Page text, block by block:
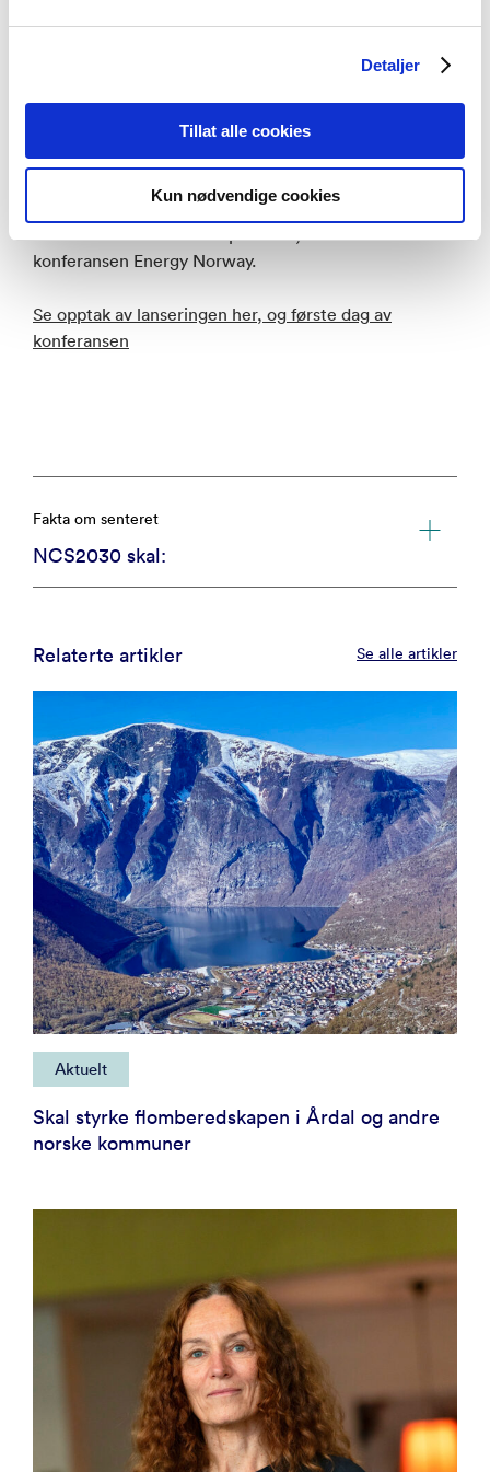
Detaljer
Tillat alle cookies
Kun nødvendige cookies
Moe.
Senteret skal gi ny kunnskap om områder i
undergrunnen både når det gjelder utvinning av nye
ressurser og hvordan sokkelen kan utnyttes i
overgangen til fornybar energi og til lagring av CO2fra
Senteret ble lansert 25. april 2022, som del av
konferansen Energy Norway.
Se opptak av lanseringen her, og første dag av
konferansen
Fakta om senteret
NCS2030 skal:
Relaterte artikler Se alle artikler
Aktuelt
Skal styrke flomberedskapen i Årdal og andre
norske kommuner